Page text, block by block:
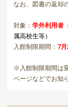
なお、図書の返却
対象： 学外利用者
属高校生等）
入館制限期間： 7
※入館制限期間は
ページなどでお知